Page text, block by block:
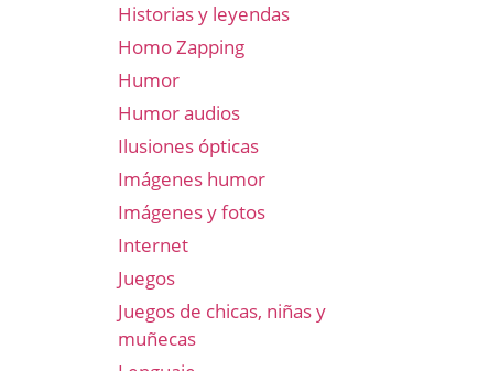
Historias y leyendas
Homo Zapping
Humor
Humor audios
Ilusiones ópticas
Imágenes humor
Imágenes y fotos
Internet
Juegos
Juegos de chicas, niñas y
muñecas